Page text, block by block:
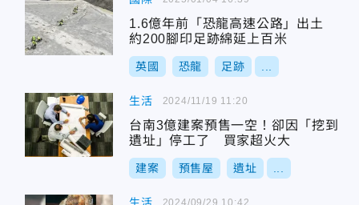
1.6億年前「恐龍高速公路」出土
約200腳印足跡綿延上百米
英國 恐龍 足跡
生活
台南3億建案預售一空！卻因「挖到
遺址」停工了 買家超火大
建案 預售屋 遺址
2024/11/19 11:20
2024/09/29 10:42